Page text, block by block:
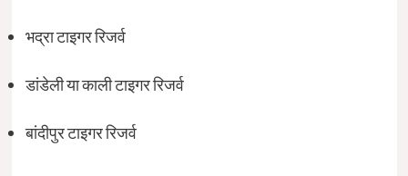
भद्रा टाइगर रिजर्व
डांडेली या काली टाइगर रिजर्व
बांदीपुर टाइगर रिजर्व